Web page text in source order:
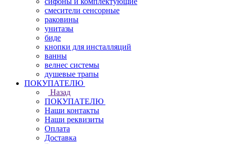
смесители сенсорные
раковины
унитазы
биде
кнопки для инсталляций
ванны
велнес системы
душевые трапы
ПОКУПАТЕЛЮ
Назад
ПОКУПАТЕЛЮ
Наши контакты
Наши реквизиты
Оплата
Доставка